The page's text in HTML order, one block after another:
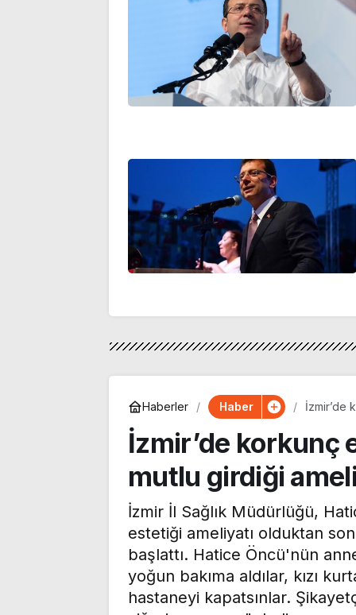
Haberler Haber
İzmir’de
İzmir’de korkunç
mutlu girdiği
İzmir İl Sağlık Müdürlüğü,
estetiği ameliyatı olduktan
başlattı. Hatice Öncü'nün
yoğun bakıma aldılar, kızı
hastaneyi kapatsınlar.